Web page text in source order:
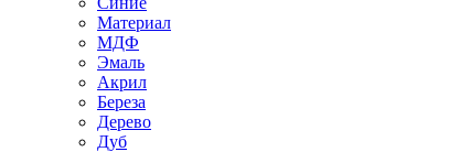
Материал
МДФ
Эмаль
Акрил
Береза
Дерево
Дуб